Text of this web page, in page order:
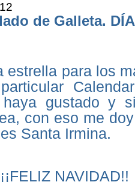
de Galleta.
estrella para los
gustado y
con eso me
Santa Irmina.
¡¡FELIZ NAVIDAD!!